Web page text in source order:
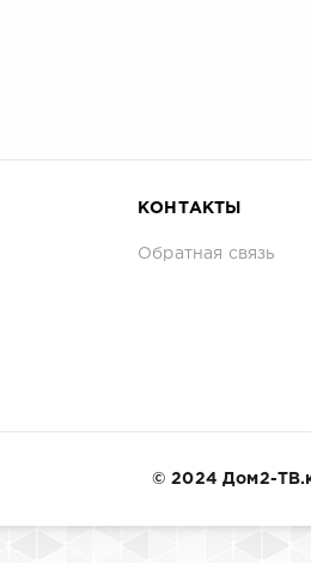
КОНТАКТЫ
Обратная связь
© 2024 Дом2-